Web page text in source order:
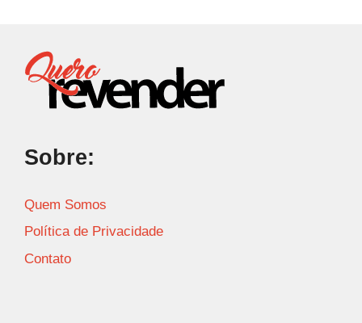
Sobre:
Quem Somos
Política de Privacidade
Contato